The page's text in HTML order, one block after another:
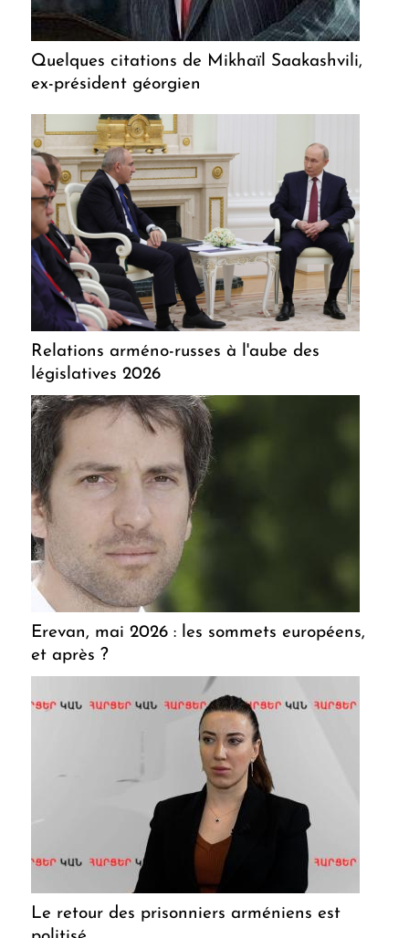
Quelques citations de Mikhaïl Saakashvili,
ex-président géorgien
Relations arméno-russes à l'aube des
législatives 2026
Erevan, mai 2026 : les sommets européens,
et après ?
Le retour des prisonniers arméniens est